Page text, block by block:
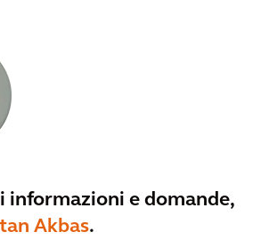
informazioni e domande,
Akbas.